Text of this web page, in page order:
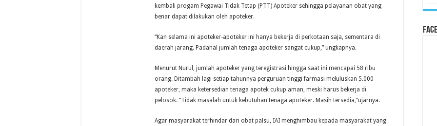
kembali progam Pegawai Tidak Tetap (PTT) Apoteker sehingga pelayanan obat yang
benar dapat dilakukan oleh apoteker.
“Kan selama ini apoteker-apoteker ini hanya bekerja di perkotaan saja, sementara di
daerah jarang. Padahal jumlah tenaga apoteker sangat cukup,” ungkapnya.
Menurut Nurul, jumlah apoteker yang teregistrasi hingga saat ini mencapai 58 ribu
orang. Ditambah lagi setiap tahunnya perguruan tinggi farmasi meluluskan 5.000
apoteker, maka ketersedian tenaga apotek cukup aman, meski harus bekerja di
pelosok. “Tidak masalah untuk kebutuhan tenaga apoteker. Masih tersedia,”ujarnya.
Agar masyarakat terhindar dari obat palsu, IAI menghimbau kepada masyarakat yang